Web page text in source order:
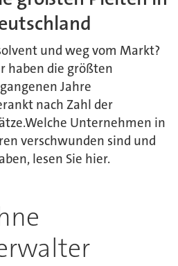
und weg vom Markt?
haben die größten
Jahre
nach Zahl der
Unternehmen in
verschwunden sind und
lesen Sie hier.